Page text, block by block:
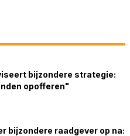
bijzondere strategie:
opofferen"
bijzondere raadgever op na: